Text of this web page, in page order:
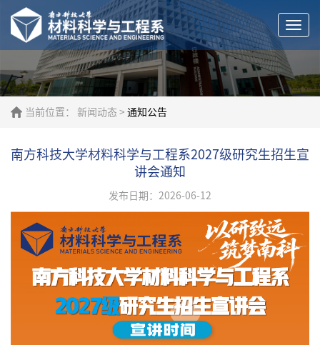
当前位置： 新闻动态 > 通知公告
南方科技大学材料科学与工程系2027级研究生招生宣
讲会通知
发布日期：2026-06-12